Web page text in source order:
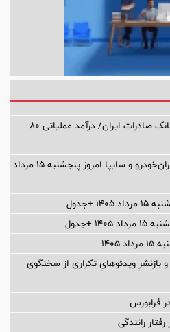
تغییر مثبت در عملکرد مالی بانک صادرات ایران/ درآمد عملیاتی 80
تغییر تند قیمت محصولات ایران‌خودرو و سایپا امروز پنجشنبه ۱۵ مرداد
+جدول
+جدول
ویدئوهایِ تکراری از سخنگوی
رانندگی